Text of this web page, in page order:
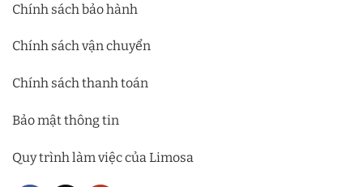
Chính sách bảo hành
Chính sách vận chuyển
Chính sách thanh toán
Bảo mật thông tin
Quy trình làm việc của Limosa